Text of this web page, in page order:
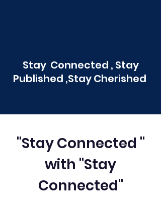
Stay Connected , Stay
Published ,Stay Cherished
"Stay Connected "
with "Stay
Connected"